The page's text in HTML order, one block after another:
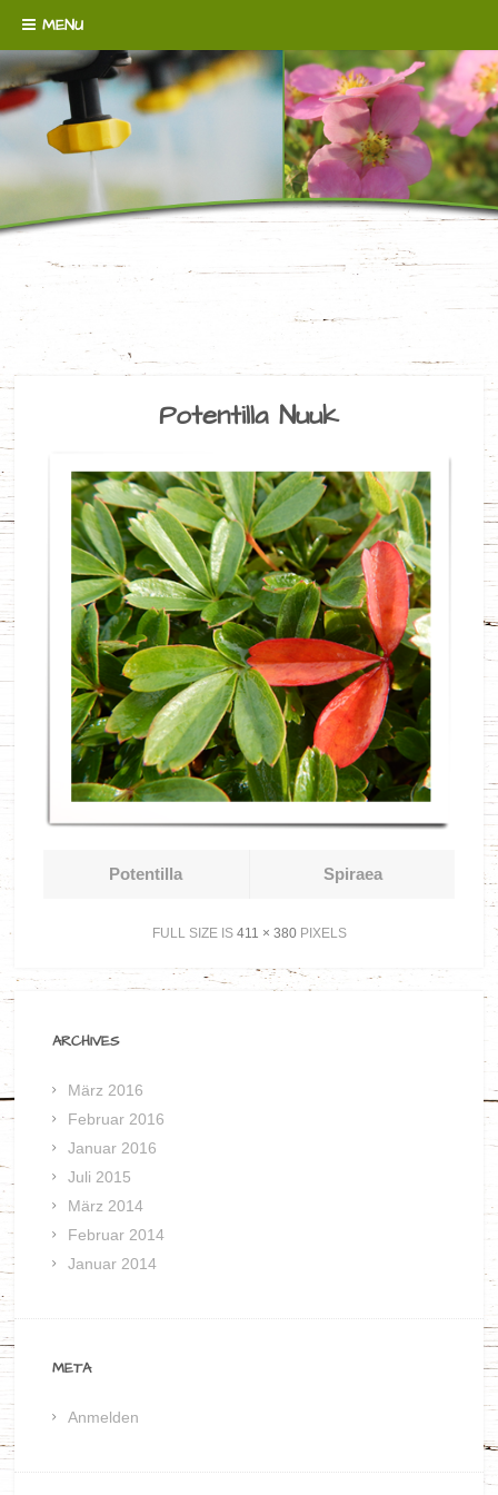
MENU
Skip to content
BAUMSCHULE
BROERMANN
WENN´S UM BODENDECKER GEHT!
Potentilla Nuuk
Potentilla Spiraea
FULL SIZE IS 411 × 380PIXELS
ARCHIVES
März 2016
Februar 2016
Januar 2016
Juli 2015
März 2014
Februar 2014
Januar 2014
META
Anmelden